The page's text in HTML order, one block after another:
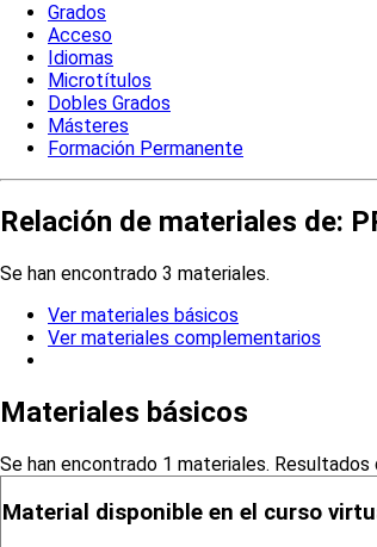
Grados
Acceso
Idiomas
Microtítulos
Dobles Grados
Másteres
Formación Permanente
Relación de materiales de:
Se han encontrado 3 materiales.
Ver materiales básicos
Ver materiales complementarios
Materiales básicos
Se han encontrado 1 materiales. Resultados
Material disponible en el curso